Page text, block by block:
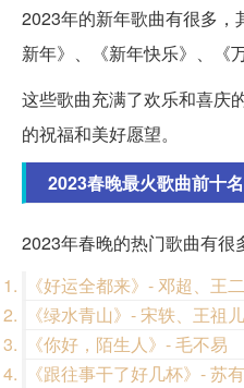
2023年的新年歌曲有很多，
新年》、《新年快乐》、《
这些歌曲充满了欢乐和喜庆
的祝福和美好愿望。
2023春晚最火歌曲前十名
2023年春晚的热门歌曲有很
《好运全都来》- 邓超、王
《绿水青山》- 宋轶、王祖
《你好，陌生人》- 毛不易
《跟往事干了好几杯》- 苏